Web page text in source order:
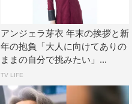
ントもたくさんあったし、
新しい人に出会えたり、い
できました。
支えられて、とても周り
、人との繋がりをとても大
アンジェラ芽衣 年末の挨拶と新
年の抱負「大人に向けてありの
ままの自分で挑みたい」...
TV LIFE